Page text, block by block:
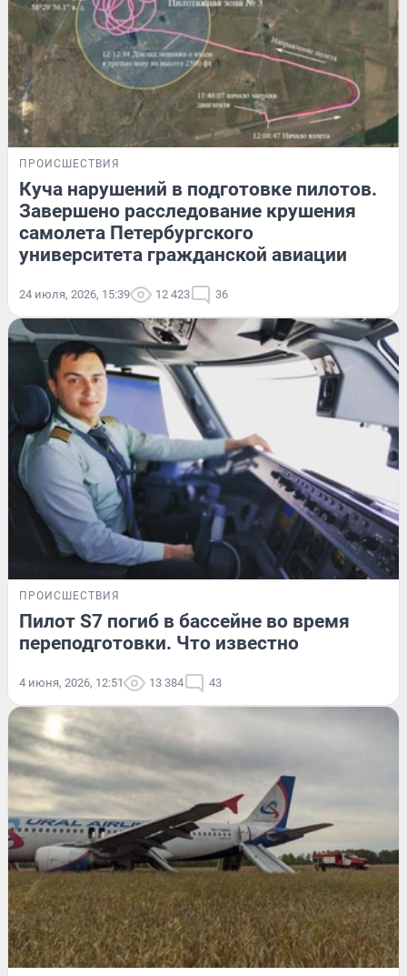
ПРОИСШЕСТВИЯ
Куча нарушений в подготовке пилотов.
Завершено расследование крушения
самолета Петербургского
университета гражданской авиации
24 июля, 2026, 15:39 12 423 36
ПРОИСШЕСТВИЯ
Пилот S7 погиб в бассейне во время
переподготовки. Что известно
4 июня, 2026, 12:51 13 384 43